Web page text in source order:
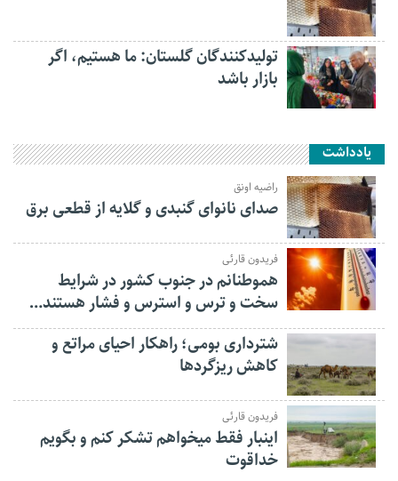
تولیدکنندگان گلستان: ما هستیم، اگر
بازار باشد
یادداشت
راضیه اونق
صدای نانوای گنبدی و گلایه از قطعی برق
فریدون قارئی
هموطنانم در جنوب کشور در شرایط
سخت و ترس و استرس و فشار هستند…
شترداری بومی؛ راهکار احیای مراتع و
کاهش ریزگردها
فریدون قارئی
اینبار فقط میخواهم تشکر کنم و بگویم
خداقوت